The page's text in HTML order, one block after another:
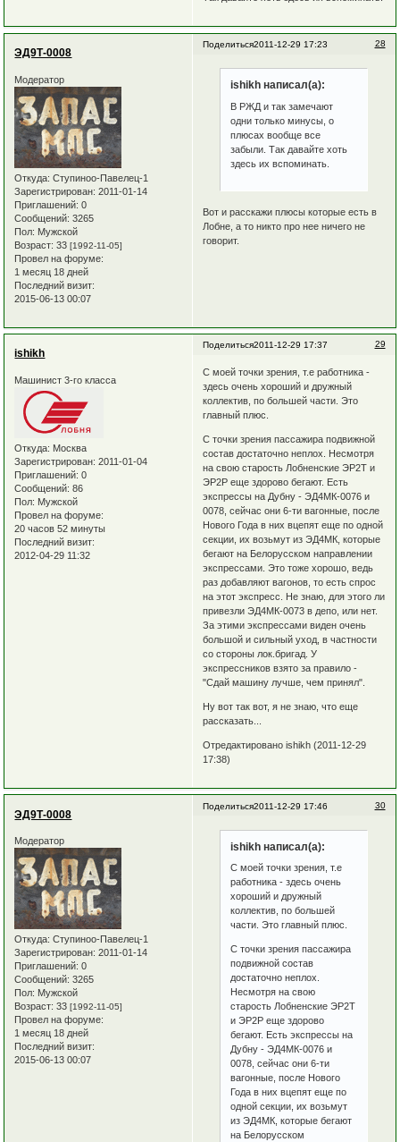
Поделиться 28
2011-12-29 17:23
ЭД9Т-0008
Модератор
Откуда: Ступиноо-Павелец-1
Зарегистрирован: 2011-01-14
Приглашений: 0
Сообщений: 3265
Пол: Мужской
Возраст: 33[1992-11-05]
Провел на форуме:
1 месяц 18 дней
Последний визит:
2015-06-13 00:07
ishikh написал(а):
В РЖД и так замечают
одни только минусы, о
плюсах вообще все
забыли. Так давайте хоть
здесь их вспоминать.
Вот и расскажи плюсы которые есть в
Лобне, а то никто про нее ничего не
говорит.
Поделиться 29
2011-12-29 17:37
ishikh
Машинист 3-го класса
Откуда: Москва
Зарегистрирован: 2011-01-04
Приглашений: 0
Сообщений: 86
Пол: Мужской
Провел на форуме:
20 часов 52 минуты
Последний визит:
2012-04-29 11:32
С моей точки зрения, т.е работника -
здесь очень хороший и дружный
коллектив, по большей части. Это
главный плюс.
С точки зрения пассажира подвижной
состав достаточно неплох. Несмотря
на свою старость Лобненские ЭР2Т и
ЭР2Р еще здорово бегают. Есть
экспрессы на Дубну - ЭД4МК-0076 и
0078, сейчас они 6-ти вагонные, после
Нового Года в них вцепят еще по одной
секции, их возьмут из ЭД4МК, которые
бегают на Белорусском направлении
экспрессами. Это тоже хорошо, ведь
раз добавляют вагонов, то есть спрос
на этот экспресс. Не знаю, для этого ли
привезли ЭД4МК-0073 в депо, или нет.
За этими экспрессами виден очень
большой и сильный уход, в частности
со стороны лок.бригад. У
экспрессников взято за правило -
"Сдай машину лучше, чем принял".
Ну вот так вот, я не знаю, что еще
рассказать...
Отредактировано ishikh (2011-12-29
17:38)
Поделиться 30
2011-12-29 17:46
ЭД9Т-0008
Модератор
Откуда: Ступиноо-Павелец-1
Зарегистрирован: 2011-01-14
Приглашений: 0
Сообщений: 3265
Пол: Мужской
Возраст: 33[1992-11-05]
Провел на форуме:
1 месяц 18 дней
Последний визит:
2015-06-13 00:07
ishikh написал(а):
С моей точки зрения, т.е
работника - здесь очень
хороший и дружный
коллектив, по большей
части. Это главный плюс.
С точки зрения пассажира
подвижной состав
достаточно неплох.
Несмотря на свою
старость Лобненские ЭР2Т
и ЭР2Р еще здорово
бегают. Есть экспрессы на
Дубну - ЭД4МК-0076 и
0078, сейчас они 6-ти
вагонные, после Нового
Года в них вцепят еще по
одной секции, их возьмут
из ЭД4МК, которые бегают
на Белорусском